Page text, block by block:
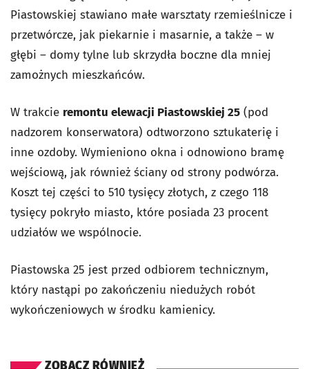
Piastowskiej stawiano małe warsztaty rzemieślnicze i
przetwórcze, jak piekarnie i masarnie, a także – w
głębi – domy tylne lub skrzydła boczne dla mniej
zamożnych mieszkańców.
W trakcie remontu elewacji Piastowskiej 25 (pod
nadzorem konserwatora) odtworzono sztukaterię i
inne ozdoby. Wymieniono okna i odnowiono bramę
wejściową, jak również ściany od strony podwórza.
Koszt tej części to 510 tysięcy złotych, z czego 118
tysięcy pokryło miasto, które posiada 23 procent
udziałów we wspólnocie.
Piastowska 25 jest przed odbiorem technicznym,
który nastąpi po zakończeniu niedużych robót
wykończeniowych w środku kamienicy.
ZOBACZ RÓWNIEŻ